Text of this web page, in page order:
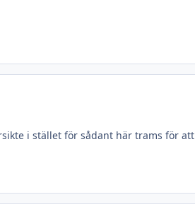
i stället för sådant här trams för